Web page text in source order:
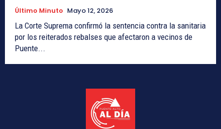
Último Minuto Mayo 12, 2026
La Corte Suprema confirmó la sentencia contra la sanitaria
por los reiterados rebalses que afectaron a vecinos de
Puente...